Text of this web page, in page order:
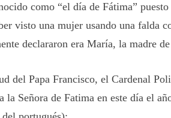
como “el día de Fátima”
visto una mujer usando una falda
declararon era María, la madre de
del Papa Francisco, el Cardenal
la Señora de Fatima en este día el